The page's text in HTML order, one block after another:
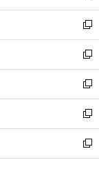
開
く
ウ
で
開
く
ン
ド
ウ
で
開
く
ウ
ィ
ン
ド
ウ
で
開
く
し
い
ウ
ィ
ン
ド
ウ
で
開
く
新
し
い
ウ
ィ
ン
ド
ウ
で
開
新
し
い
ウ
ィ
ン
ド
ウ
新
し
い
ウ
ィ
ン
新
し
い
ウ
新
し